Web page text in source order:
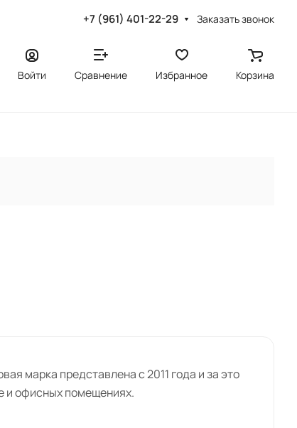
+7 (961) 401-22-29 Заказать звонок
Войти Сравнение Избранное Корзина
марка представлена с 2011 года и за это
и офисных помещениях.